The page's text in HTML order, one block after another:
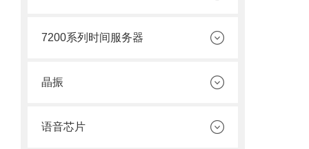
7200系列时间服务器
晶振
语音芯片